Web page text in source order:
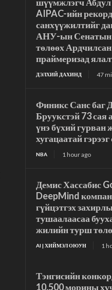
AIPAC-ийн
санхүүжилтийг
АНУ-ын Сенатын
төлөөх
праймеризад
ДЭЛХИЙ ДАХИНД 47
Финикс Санс баг
Бруукстэй 73
үнэ бүхий гурван
хугацаатай
NBA 1 hour ago
Демис Хассабис
DeepMind
гүйцэтгэх
тушаалаасаа
жилийн турш
AI | ХИЙМЭЛ ОЮУН 1
Тэнгисийн
10,500 морины